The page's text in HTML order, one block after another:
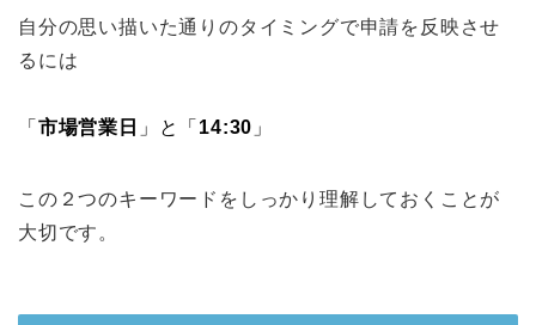
自分の思い描いた通りのタイミングで申請を反映させ
るには
「 市場営業日 」と「 14:30 」
この２つのキーワードをしっかり理解しておくことが
大切です。